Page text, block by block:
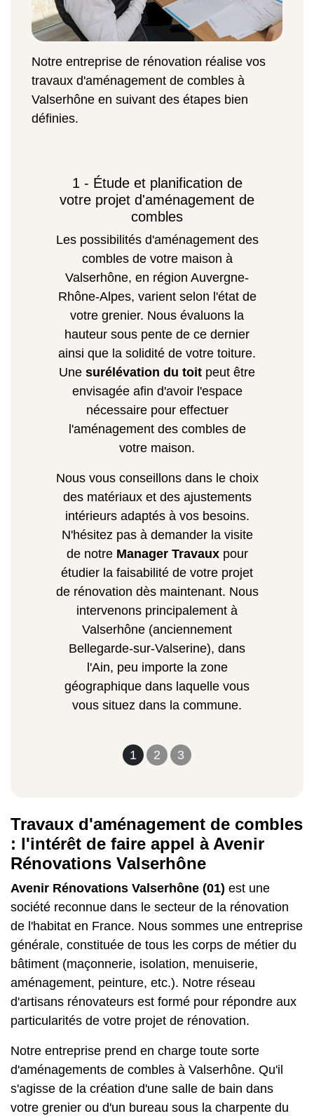
Notre entreprise de rénovation réalise vos
travaux d'aménagement de combles à
Valserhône en suivant des étapes bien
définies.
1 2 3
1 - Étude et planification de
votre projet d'aménagement de
combles
Les possibilités d'aménagement des
combles de votre maison à
Valserhône, en région Auvergne-
Rhône-Alpes, varient selon l'état de
votre grenier. Nous évaluons la
hauteur sous pente de ce dernier
ainsi que la solidité de votre toiture.
Une surélévation du toit peut être
envisagée afin d'avoir l'espace
nécessaire pour effectuer
l'aménagement des combles de
votre maison.
Nous vous conseillons dans le choix
des matériaux et des ajustements
intérieurs adaptés à vos besoins.
N'hésitez pas à demander la visite
de notre Manager Travauxpour
étudier la faisabilité de votre projet
de rénovation dès maintenant. Nous
intervenons principalement à
Valserhône (anciennement
Bellegarde-sur-Valserine), dans
l'Ain, peu importe la zone
géographique dans laquelle vous
vous situez dans la commune.
Travaux d'aménagement de combles
: l'intérêt de faire appel à Avenir
Rénovations Valserhône
Avenir Rénovations Valserhône (01) est une
société reconnue dans le secteur de la rénovation
de l'habitat en France. Nous sommes une entreprise
générale, constituée de tous les corps de métier du
bâtiment (maçonnerie, isolation, menuiserie,
aménagement, peinture, etc.). Notre réseau
d'artisans rénovateurs est formé pour répondre aux
particularités de votre projet de rénovation.
Notre entreprise prend en charge toute sorte
d'aménagements de combles à Valserhône. Qu'il
s'agisse de la création d'une salle de bain dans
votre grenier ou d'un bureau sous la charpente du